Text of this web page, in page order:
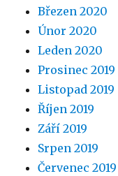
Březen 2020
Únor 2020
Leden 2020
Prosinec 2019
Listopad 2019
Říjen 2019
Září 2019
Srpen 2019
Červenec 2019